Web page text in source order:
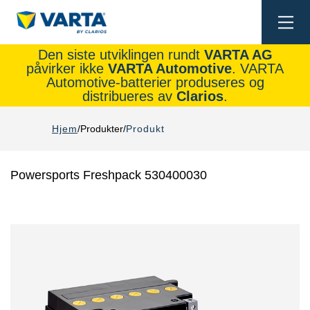
Den siste utviklingen rundt VARTA AG
påvirker ikke VARTA Automotive. VARTA
Automotive-batterier produseres og
distribueres av Clarios.
Hjem Produkter Produkt
Powersports Freshpack 530400030